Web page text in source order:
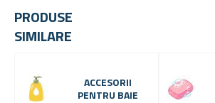
PRODUSE
SIMILARE
ACCESORII
PENTRU BAIE